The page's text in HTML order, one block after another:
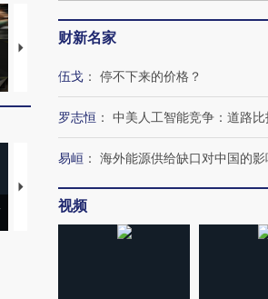
马航飞行员跨国走私7万
育部长拱下台
【推广】走进第四届链博
会，让数智科技“链”接产
财新名家
伍戈 ： 停不下来的价格？
罗志恒 ： 中美人工智能竞争：道路
易峘 ： 海外能源供给缺口对中国的影
视频